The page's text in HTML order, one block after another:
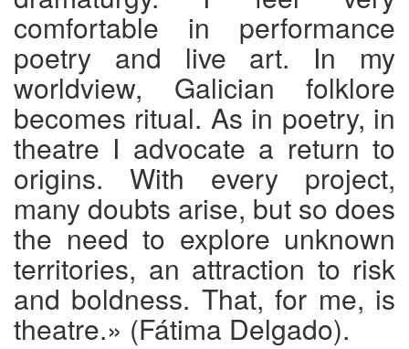
comfortable in performance
poetry and live art. In my
worldview, Galician folklore
becomes ritual. As in poetry, in
theatre I advocate a return to
origins. With every project,
many doubts arise, but so does
the need to explore unknown
territories, an attraction to risk
and boldness. That, for me, is
theatre.» (Fátima Delgado).